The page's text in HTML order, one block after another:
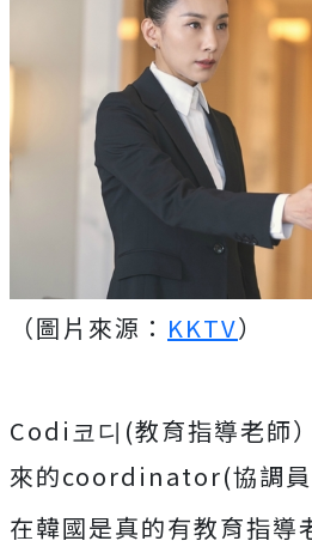
（圖片來源： KKTV）
Codi코디(教育指導老師
來的coordinator(協調員
在韓國是真的有教育指導